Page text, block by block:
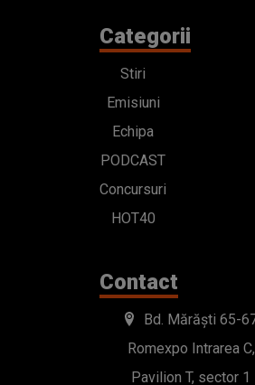
Categorii
Stiri
Emisiuni
Echipa
PODCAST
Concursuri
HOT40
Contact
Bd. Mărăști 65-
Romexpo Intrarea C,
Pavilion T, sector 1